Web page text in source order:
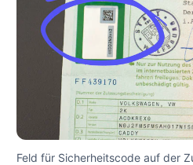
Feld für Sicherheitscode auf der